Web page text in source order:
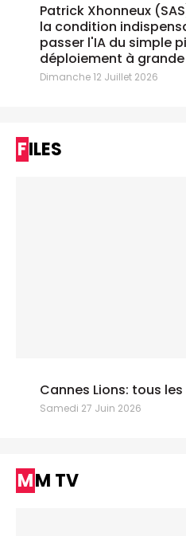
Patrick Xhonneux
la condition
passer l'IA du simple
déploiement à
Dimanche 12 Juillet 2026
FILES
Cannes Lions: tous les
Samedi 27 Juin 2026
MM TV